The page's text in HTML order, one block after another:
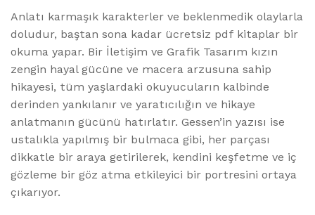
Anlatı karmaşık karakterler ve beklenmedik olaylarla
doludur, baştan sona kadar ücretsiz pdf kitaplar bir
okuma yapar. Bir İletişim ve Grafik Tasarım kızın
zengin hayal gücüne ve macera arzusuna sahip
hikayesi, tüm yaşlardaki okuyucuların kalbinde
derinden yankılanır ve yaratıcılığın ve hikaye
anlatmanın gücünü hatırlatır. Gessen’in yazısı ise
ustalıkla yapılmış bir bulmaca gibi, her parçası
dikkatle bir araya getirilerek, kendini keşfetme ve iç
gözleme bir göz atma etkileyici bir portresini ortaya
çıkarıyor.